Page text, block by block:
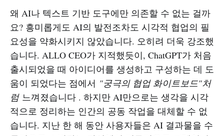
왜 AI나 텍스트 기반 도구에만 의존할 수 없는 걸까
요? 흥미롭게도 AI의 발전조차도 시각적 협업의 필
요성을 약화시키지 않았습니다. 오히려 더욱 강조했
습니다. ALLO CEO가 지적했듯이, ChatGPT가 처음
출시되었을 때 아이디어를 생성하고 구성하는 데 도
움이 되었다는 점에서 "궁극의 협업 화이트보드"처
럼느껴졌습니다 . 하지만 AI만으로는 생각을 시각
적으로 정리하는 인간의 공동 작업을 대체할 수 없
습니다. 지난 한 해 동안 사용자들은 AI 결과물을 수